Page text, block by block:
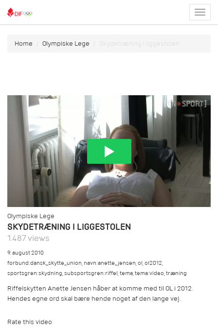
menu
Home Olympiske Lege Skydetræning i liggestolen
Olympiske Lege
SKYDETRÆNING I LIGGESTOLEN
1.487 views
9. august 2010
forbund:dansk_skytte_union,navn:anette_jensen,ol,ol2012,
sportsgren:skydning,subsportsgren:riffel,tema,tema:video,træning
Riffelskytten Anette Jensen håber at komme med til OL i 2012.
Hendes egne ord skal bære hende noget af den lange vej.
Rate this video